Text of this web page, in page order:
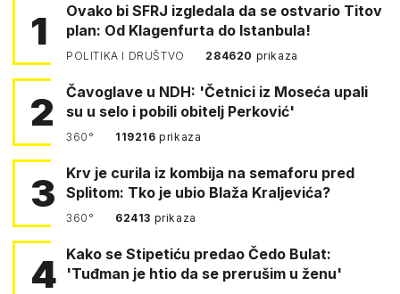
1
Ovako bi SFRJ izgledala da se ostvario Titov
plan: Od Klagenfurta do Istanbula!
POLITIKA I DRUŠTVO 284620 prikaza
2
Čavoglave u NDH: 'Četnici iz Moseća upali
su u selo i pobili obitelj Perković'
360° 119216prikaza
3
Krv je curila iz kombija na semaforu pred
Splitom: Tko je ubio Blaža Kraljevića?
360° 62413 prikaza
4 Kako se Stipetiću predao Čedo Bulat:
'Tuđman je htio da se prerušim u ženu'